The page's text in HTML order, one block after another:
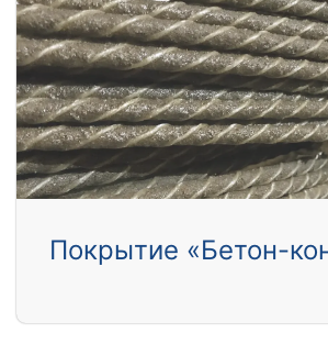
Покрытие «Бетон-